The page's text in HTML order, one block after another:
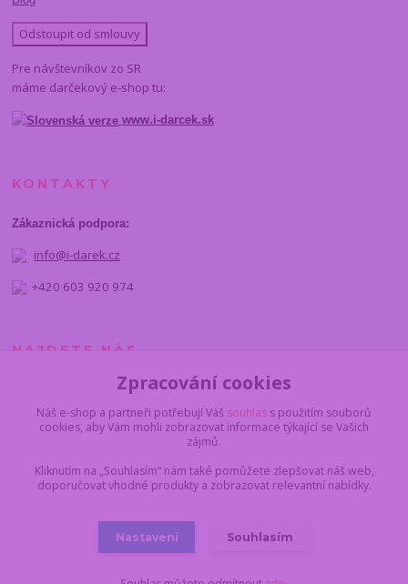
Odstoupit od smlouvy
Pre návštevníkov zo SR
máme darčekový e-shop tu:
www.i-darcek.sk
KONTAKTY
Zákaznická podpora:
info@i-darek.cz
+420 603 920 974
NAJDETE NÁS
Zpracování cookies
Náš e-shop a partneři potřebují Váš souhlas s použitím souborů
cookies, aby Vám mohli zobrazovat informace týkající se Vašich
zájmů.
Kliknutím na „Souhlasím“ nám také pomůžete zlepšovat náš web,
doporučovat vhodné produkty a zobrazovat relevantní nabídky.
Nastavení Souhlasím